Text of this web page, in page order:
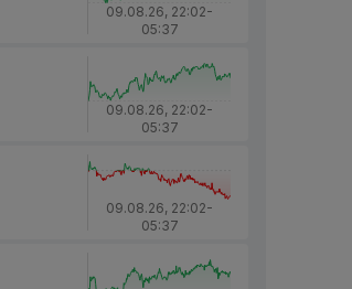
09.08.26, 22:02-
05:37
09.08.26, 22:02-
05:37
09.08.26, 22:02-
05:37